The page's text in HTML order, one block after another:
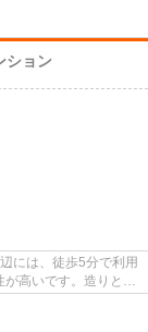
ション
には、徒歩5分で利用
高いです。造りとデ